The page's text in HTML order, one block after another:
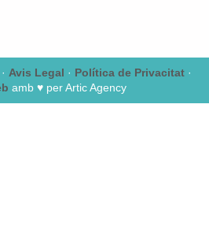
Avis Legal · Política de Privacitat ·
amb ♥️ per Artic Agency